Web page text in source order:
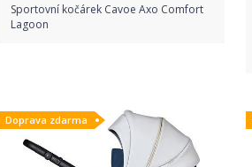
Sportovní kočárek Cavoe Axo Comfort
Lagoon
Detail produktu
Doprava zdarma